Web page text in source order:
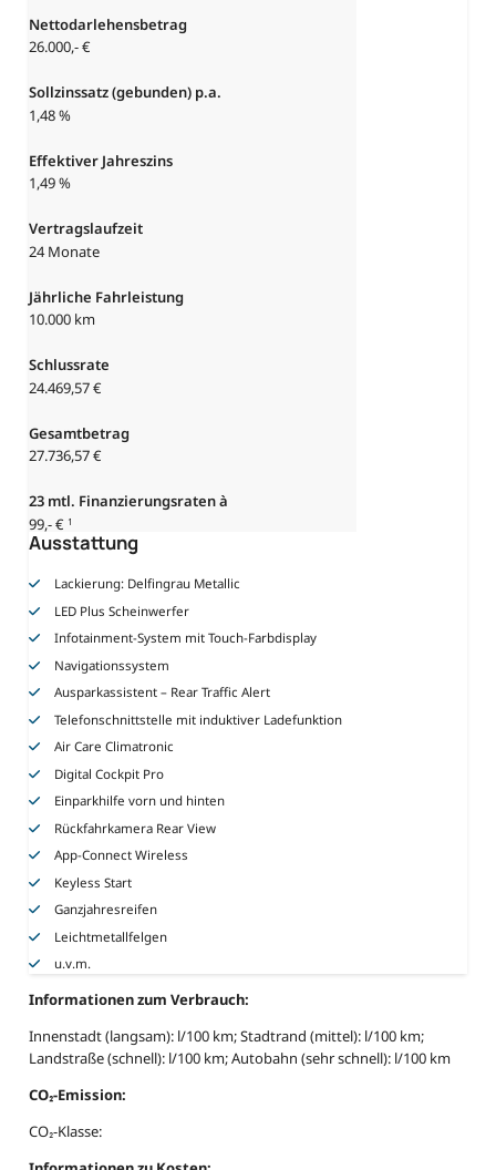
Ausstattung
Lackierung: Delfingrau Metallic
LED Plus Scheinwerfer
Infotainment-System mit Touch-Farbdisplay
Navigationssystem
Ausparkassistent – Rear Traffic Alert
Telefonschnittstelle mit induktiver Ladefunktion
Air Care Climatronic
Digital Cockpit Pro
Einparkhilfe vorn und hinten
Rückfahrkamera Rear View
App-Connect Wireless
Keyless Start
Ganzjahresreifen
Leichtmetallfelgen
u.v.m.
Nettodarlehensbetrag
26.000,- €
Sollzinssatz (gebunden) p.a.
1,48 %
Effektiver Jahreszins
1,49 %
Vertragslaufzeit
24 Monate
Jährliche Fahrleistung
10.000 km
Schlussrate
24.469,57 €
Gesamtbetrag
27.736,57 €
23 mtl. Finanzierungsraten à
99,- € 1
Informationen zum Verbrauch:
Innenstadt (langsam): l/100 km; Stadtrand (mittel): l/100 km;
Landstraße (schnell): l/100 km; Autobahn (sehr schnell): l/100 km
CO₂-Emission:
CO₂-Klasse: